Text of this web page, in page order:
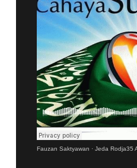
Fauzan Saktyawan · Jeda Rodja35